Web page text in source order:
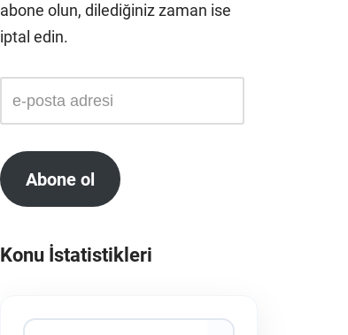
abone olun, dilediğiniz zaman ise
iptal edin.
Abone ol
Konu İstatistikleri